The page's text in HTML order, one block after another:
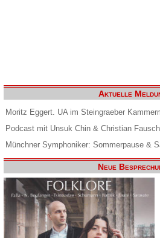
Aktuelle
Moritz Eggert. UA im Steingraeber
Podcast mit Unsuk Chin & Christian Fausch
Münchner Symphoniker: Sommerpause &
Neue